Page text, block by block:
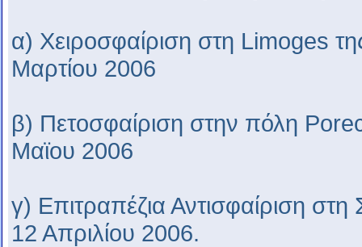
α) Χειροσφαίριση στη Limoges
Μαρτίου 2006
β) Πετοσφαίριση στην πόλη
Μαϊου 2006
γ) Επιτραπέζια Αντισφαίριση
12 Απριλίου 2006.